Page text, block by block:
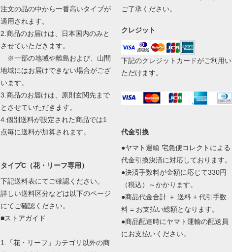
注文の品の中から一番高いタイプが
適用されます。
2.商品のお届けは、日本国内のみと
させていただきます。
※一部の地域や離島および、山間
地域にはお届けできない場合がござ
います。
3.商品のお届けは、原則玄関先まで
とさせていただきます。
4.個別送料が設定された商品では1
点毎に送料が加算されます。
タイプC（花・リーフ専用）
下記送料表にてご確認ください。
詳しい送料区分などは以下のページ
にてご確認ください。
■ストアガイド
1.「花・リーフ」カテゴリ以外の商
ご了承ください。
クレジット
下記のクレジットカードがご利用い
ただけます。
代金引換
●ヤマト運輸 宅急便コレクトによる
代金引換決済に対応しております。
●決済手数料が金額に応じて330円
（税込）～かかります。
●商品代金合計 ＋ 送料 + 代引手数
料 = お支払い総額となります。
●商品配達時にヤマト運輸の配送員
にお支払いください。